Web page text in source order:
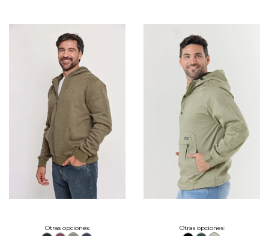
Otras opciones: Otras opciones: